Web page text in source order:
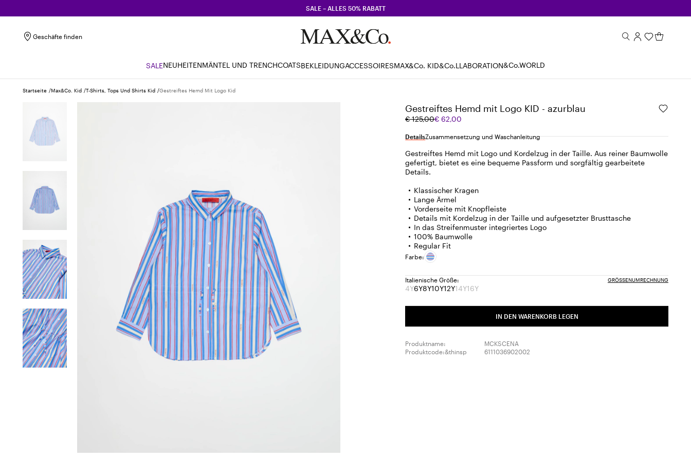
SALE – ALLES 50% RABATT
Geschäfte finden
SALENEUHEITENMÄNTEL UND TRENCHCOATSBEKLEIDUNGACCESSOIRESMAX&Co. KID&Co.LLABORATION&Co.WORLD
Startseite Max&co. Kid T-Shirts, Tops Und Shirts Kid Gestreiftes Hemd Mit Logo Kid
Gestreiftes Hemd mit Logo KID - azurblau
€ 125,00€ 62,00
Ursprünglicher
€
Aktueller
€
DetailsZusammensetzung und Waschanleitung
Gestreiftes Hemd mit Logo und Kordelzug in der Taille. Aus reiner Baumwolle
gefertigt, bietet es eine bequeme Passform und sorgfältig gearbeitete
Details.
Klassischer Kragen
Lange Ärmel
Vorderseite mit Knopfleiste
Details mit Kordelzug in der Taille und aufgesetzter Brusttasche
In das Streifenmuster integriertes Logo
100% Baumwolle
Regular Fit
Farbe:
Italienische Größe: GRÖSSENUMRECHNUNG
4YGröße:
6YGröße:
8YGröße:
10YGröße:
12YGröße:
14YGröße:
16YGröße:
IN DEN WARENKORB LEGEN
Produktname:
MCKSCENA
Produktcode:&thinsp
6111036902002